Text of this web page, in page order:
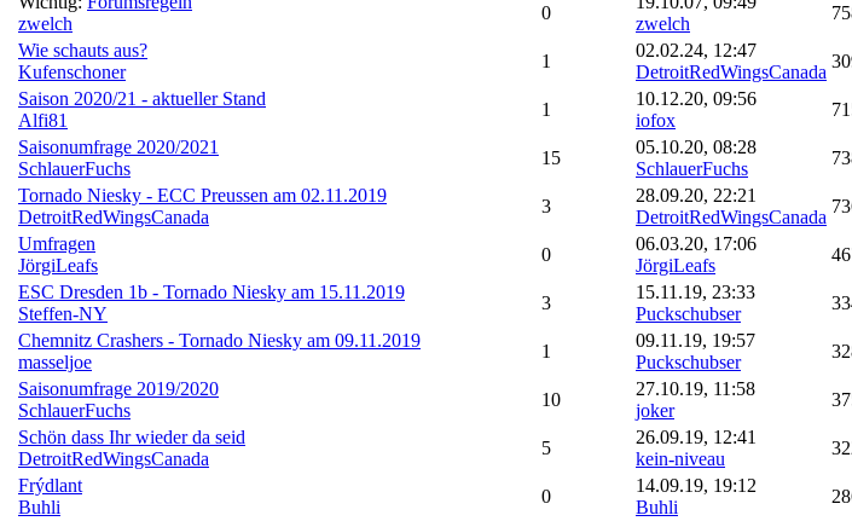
zwelch
0
zwelch
Wie schauts aus?
Kufenschoner
1
02.02.24, 12:47
DetroitRedWingsCanada
Saison 2020/21 - aktueller Stand
Alfi81
1
10.12.20, 09:56
iofox
Saisonumfrage 2020/2021
SchlauerFuchs
15
05.10.20, 08:28
SchlauerFuchs
Tornado Niesky - ECC Preussen am 02.11.2019
DetroitRedWingsCanada
3
28.09.20, 22:21
DetroitRedWingsCanada
Umfragen
JörgiLeafs
0
06.03.20, 17:06
JörgiLeafs
ESC Dresden 1b - Tornado Niesky am 15.11.2019
Steffen-NY
3
15.11.19, 23:33
Puckschubser
Chemnitz Crashers - Tornado Niesky am 09.11.2019
masseljoe
1
09.11.19, 19:57
Puckschubser
Saisonumfrage 2019/2020
SchlauerFuchs
10
27.10.19, 11:58
joker
Schön dass Ihr wieder da seid
DetroitRedWingsCanada
5
26.09.19, 12:41
kein-niveau
Frýdlant
Buhli
0
14.09.19, 19:12
Buhli